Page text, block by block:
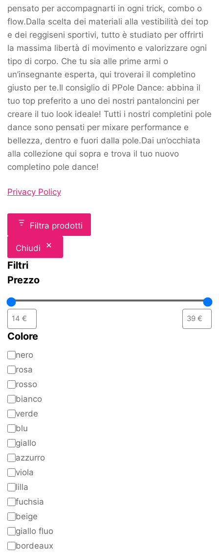
pensato per accompagnarti in ogni trick, combo o
flow.Dalla scelta dei materiali alla vestibilità dei top
e dei reggiseni sportivi, tutto è studiato per offrirti
la massima libertà di movimento e valorizzare ogni
tipo di corpo. Che tu sia alle prime armi o
un’insegnante esperta, qui troverai il completino
giusto per te.Il consiglio di PPole Dance: abbina il
tuo top preferito a uno dei nostri pantaloncini per
creare il tuo look ideale! Tutti i nostri completini pole
dance sono pensati per mixare performance e
bellezza, dentro e fuori dalla pole.Dai un’occhiata
alla collezione qui sopra e trova il tuo nuovo
completino pole dance!
Privacy Policy
Filtra prodotti
Chiudi
Filtri
Prezzo
Colore
nero
rosa
rosso
bianco
verde
blu
giallo
azzurro
viola
lilla
fuchsia
beige
giallo fluo
bordeaux